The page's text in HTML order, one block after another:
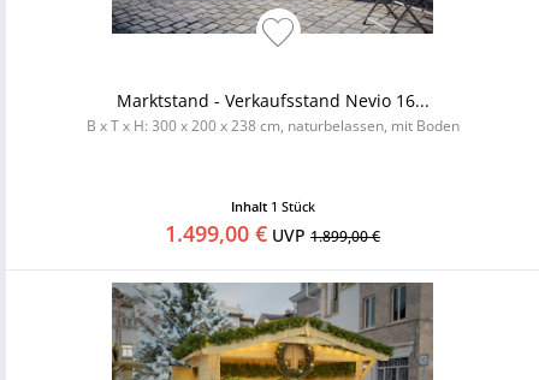
Marktstand - Verkaufsstand Nevio 16...
B x T x H: 300 x 200 x 238 cm, naturbelassen, mit Boden
Inhalt 1 Stück
1.499,00 € UVP 1.899,00 €